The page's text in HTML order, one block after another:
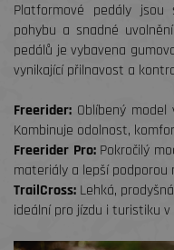
Platformové pedály
pohybu a snadné
pedálů je vybavena
vynikající přilnavost a
Freerider: Oblíbený
Kombinuje odolnost,
Freerider Pro:Pokročilý
materiály a lepší podporou
TrailCross: Lehká,
ideální pro jízdu i turistiku